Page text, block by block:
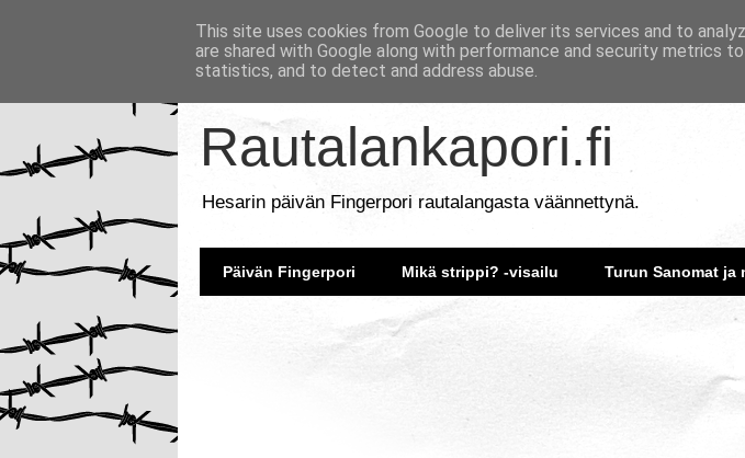
Rautalankapori.fi
Hesarin päivän Fingerpori rautalangasta väännettynä.
Päivän Fingerpori Mikä strippi? -visailu Turun Sanomat ja
This site uses cookies from Google to deliver its services and to
are shared with Google along with performance and security metrics
statistics, and to detect and address abuse.